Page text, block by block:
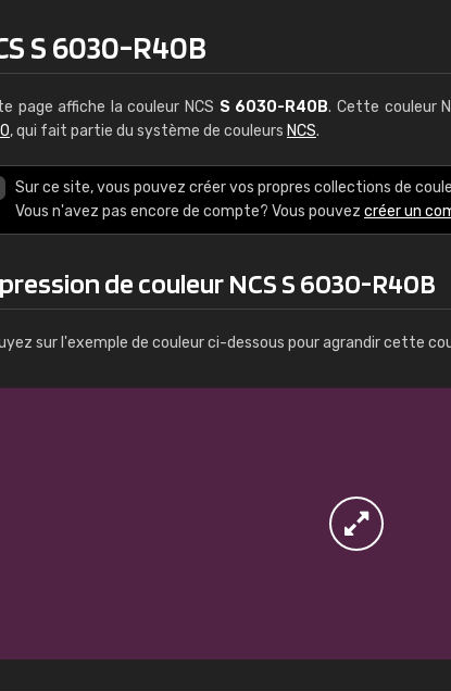
S 6030-R40B
page affiche la couleur NCS S 6030-R40B. Cette couleur
, qui fait partie du système de couleurs NCS.
Sur ce site, vous pouvez créer vos propres collections de
Vous n'avez pas encore de compte? Vous pouvez créer un
de couleur NCS S 6030-R40B
sur l'exemple de couleur ci-dessous pour agrandir cette